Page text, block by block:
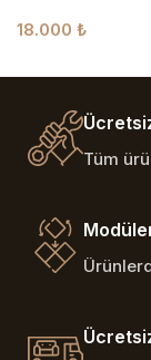
18.000 ₺
Tüm